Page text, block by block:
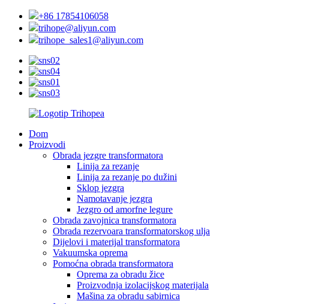
+86 17854106058
trihope@aliyun.com
trihope_sales1@aliyun.com
Dom
Proizvodi
Obrada jezgre transformatora
Linija za rezanje
Linija za rezanje po dužini
Sklop jezgra
Namotavanje jezgra
Jezgro od amorfne legure
Obrada zavojnica transformatora
Obrada rezervoara transformatorskog ulja
Dijelovi i materijal transformatora
Vakuumska oprema
Pomoćna obrada transformatora
Oprema za obradu žice
Proizvodnja izolacijskog materijala
Mašina za obradu sabirnica